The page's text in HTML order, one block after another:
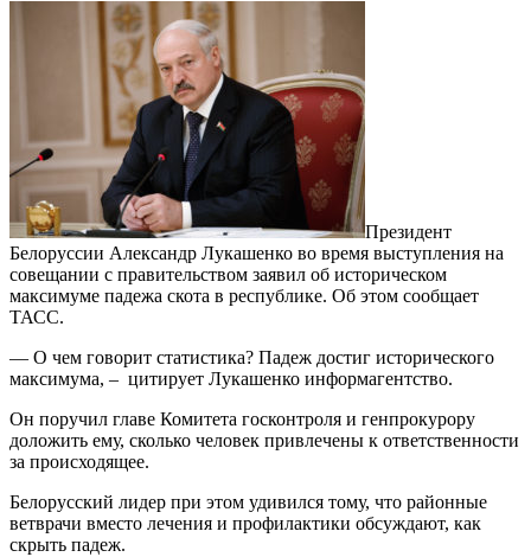
Президент
Белоруссии Александр Лукашенко во время выступления на
совещании с правительством заявил об историческом
максимуме падежа скота в республике. Об этом сообщает
ТАСС.
— О чем говорит статистика? Падеж достиг исторического
максимума, – цитирует Лукашенко информагентство.
Он поручил главе Комитета госконтроля и генпрокурору
доложить ему, сколько человек привлечены к ответственности
за происходящее.
Белорусский лидер при этом удивился тому, что районные
ветврачи вместо лечения и профилактики обсуждают, как
скрыть падеж.